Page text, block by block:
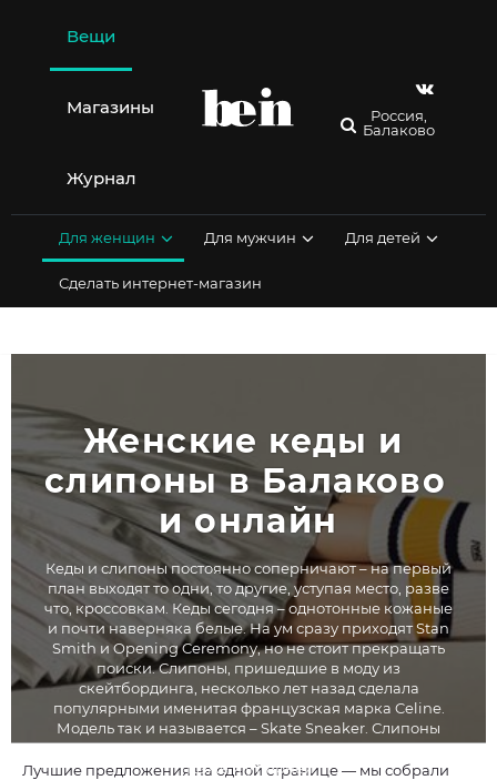
содержимому
Вещи
Магазины
Журнал
Россия,
Балаково
Для женщин Для мужчин Для детей
Сделать интернет-магазин
Женские кеды и
слипоны в Балаково
и онлайн
Кеды и слипоны постоянно соперничают – на первый
план выходят то одни, то другие, уступая место, разве
что, кроссовкам. Кеды сегодня – однотонные кожаные
и почти наверняка белые. На ум сразу приходят Stan
Smith и Opening Ceremony, но не стоит прекращать
поиски. Слипоны, пришедшие в моду из
скейтбординга, несколько лет назад сделала
популярными именитая французская марка Celine.
Модель так и называется – Skate Sneaker. Слипоны
моментально стали популярны у девушек, а чуть
позже и у парней.
Лучшие предложения на одной странице — мы собрали